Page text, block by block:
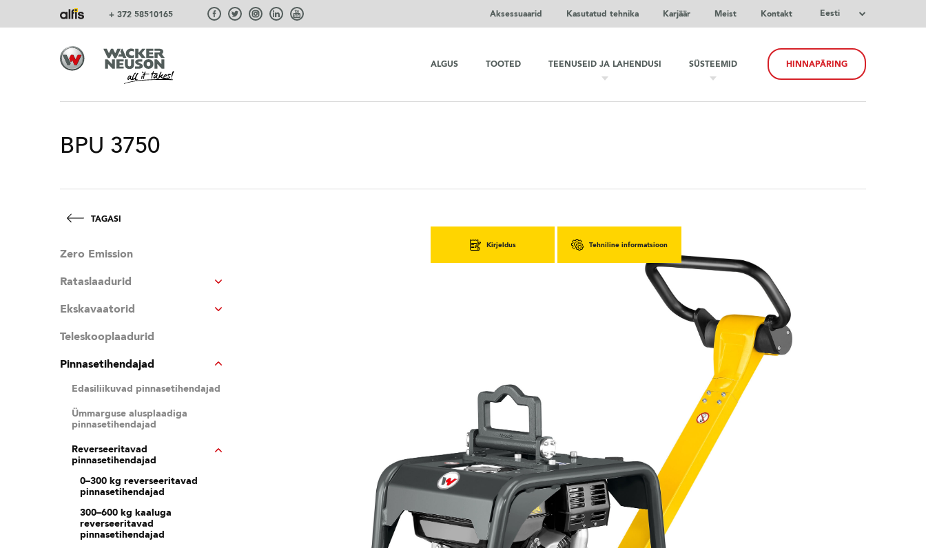
+ 372 58510165 Aksessuaarid Kasutatud tehnika Karjäär Meist Kontakt Eesti
ALGUS TOOTED TEENUSEID JA LAHENDUSI SÜSTEEMID HINNAPÄRING
BPU 3750
TAGASI
Zero Emission
Rataslaadurid
Ekskavaatorid
Teleskooplaadurid
Pinnasetihendajad
Edasiliikuvad pinnasetihendajad
Ümmarguse alusplaadiga
pinnasetihendajad
Reverseeritavad
pinnasetihendajad
0–300 kg reverseeritavad
pinnasetihendajad
300–600 kg kaaluga
reverseeritavad
pinnasetihendajad
Kirjeldus Tehniline informatsioon